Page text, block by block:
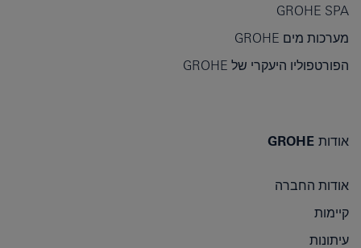
GROHE SPA
מערכות מים GROHE
הפורטפוליו היעקרי של GROHE
אודות GROHE
אודות החברה
קיימות
עיתונות